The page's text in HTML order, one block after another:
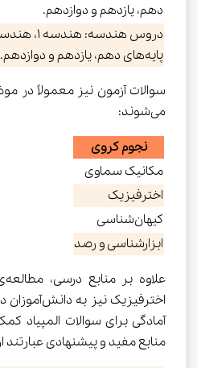
دهم، یازدهم و دوازدهم.
پایه‌های دهم، یازدهم و دوازدهم.
سوالات آزمون نیز معمولاً
می‌شوند:
نجوم کروی
مکانیک سماوی
اخترفیزیک
کیهان‌شناسی
ابزارشناسی و رصد
منابع مفید و پیشنهادی عبارتند